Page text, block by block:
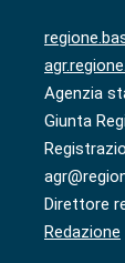
Agenzia
Giunta
Direttore
Redazione